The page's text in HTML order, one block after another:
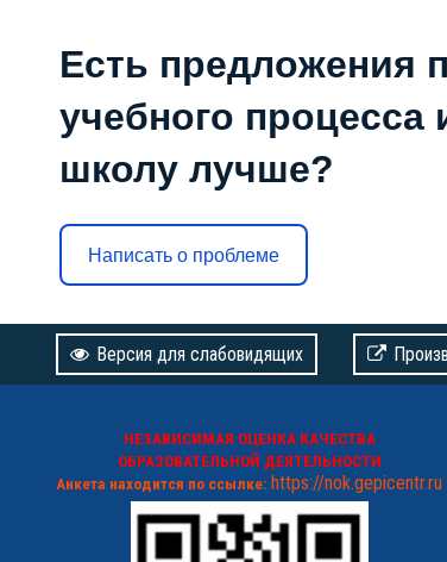
Есть предложения
учебного процесса
школу лучше?
Написать о проблеме
Версия для слабовидящих
НЕЗАВИСИМАЯ ОЦЕНКА КАЧЕСТВА
ОБРАЗОВАТЕЛЬНОЙ ДЕЯТЕЛЬНОСТИ
Анкета находится по ссылке: https://nok.gepicentr.ru